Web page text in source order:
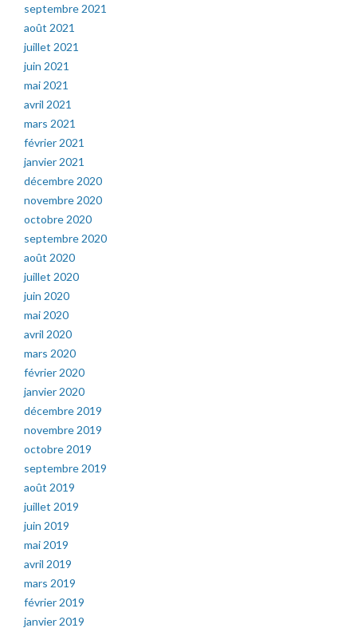
septembre 2021
août 2021
juillet 2021
juin 2021
mai 2021
avril 2021
mars 2021
février 2021
janvier 2021
décembre 2020
novembre 2020
octobre 2020
septembre 2020
août 2020
juillet 2020
juin 2020
mai 2020
avril 2020
mars 2020
février 2020
janvier 2020
décembre 2019
novembre 2019
octobre 2019
septembre 2019
août 2019
juillet 2019
juin 2019
mai 2019
avril 2019
mars 2019
février 2019
janvier 2019